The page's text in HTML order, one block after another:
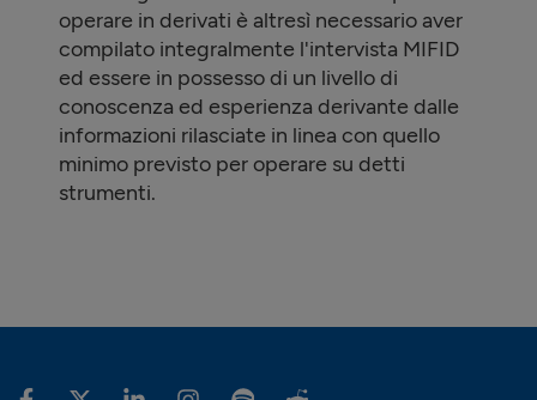
operare in derivati è altresì necessario aver
compilato integralmente l'intervista MIFID
ed essere in possesso di un livello di
conoscenza ed esperienza derivante dalle
informazioni rilasciate in linea con quello
minimo previsto per operare su detti
strumenti.